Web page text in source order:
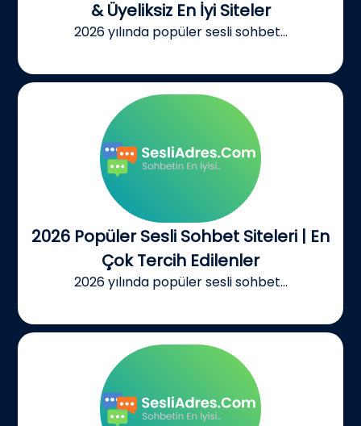
& Üyeliksiz En İyi Siteler
2026 yılında popüler sesli sohbet...
2026 Popüler Sesli Sohbet Siteleri | En
Çok Tercih Edilenler
2026 yılında popüler sesli sohbet...